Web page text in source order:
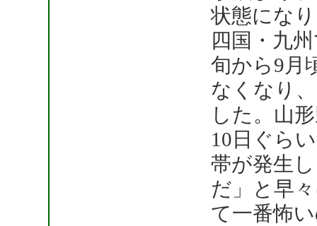
状態にな
四国・九
旬から9月
なくなり
した。山
10日ぐら
帯が発生
だ」と早
て一番怖